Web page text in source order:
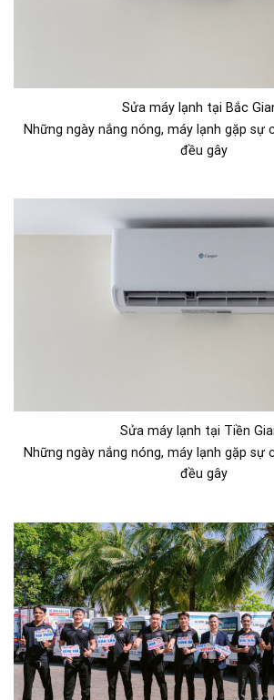
Sửa máy lạnh tại Bắc
Những ngày nắng nóng, máy lạnh gặp
đều gây
Sửa máy lạnh tại Tiền
Những ngày nắng nóng, máy lạnh gặp
đều gây